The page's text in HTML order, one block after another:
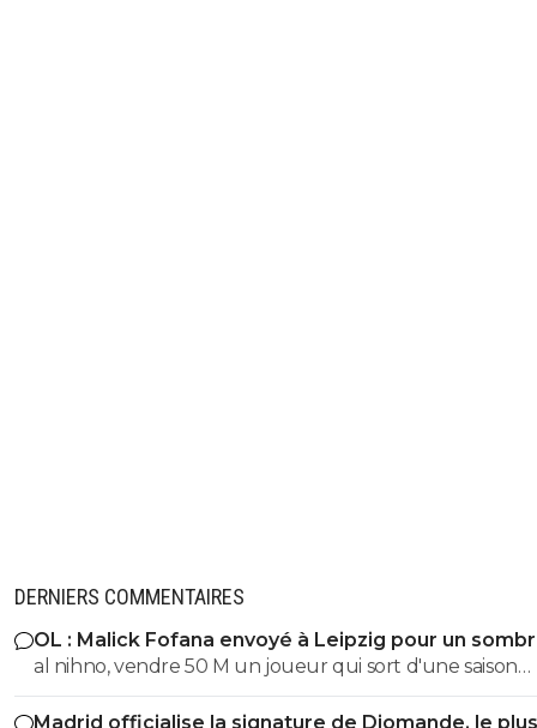
DERNIERS COMMENTAIRES
OL : Malick Fofana envoyé à Leipzig pour un
accord
al nihno, vendre 50 M un joueur qui sort d'une saison
blanche, tu penses vraiment que c'est faisable? Moi je
Madrid officialise la signature de Diomande, le